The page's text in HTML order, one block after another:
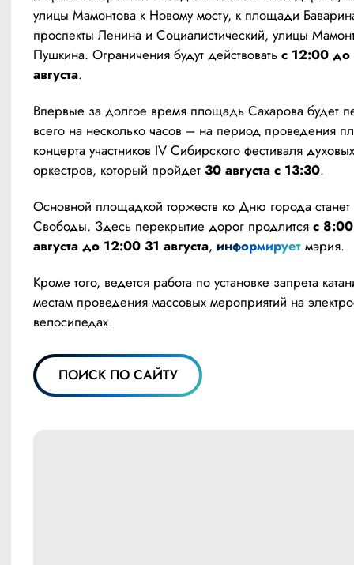
улицы Мамонтова к Новому мосту, к площади
проспекты Ленина и Социалистический, улицы
Пушкина. Ограничения будут действовать с 12:00
августа.
Впервые за долгое время площадь Сахарова будет
всего на несколько часов – на период проведения
концерта участников IV Сибирского фестиваля духовых
оркестров, который пройдет 30 августа с 13:30.
Основной площадкой торжеств ко Дню города
Свободы. Здесь перекрытие дорог продлится с
августа до 12:00 31 августа, информирует мэрия.
Кроме того, ведется работа по установке запрета
местам проведения массовых мероприятий на
велосипедах.
ПОИСК ПО САЙТУ